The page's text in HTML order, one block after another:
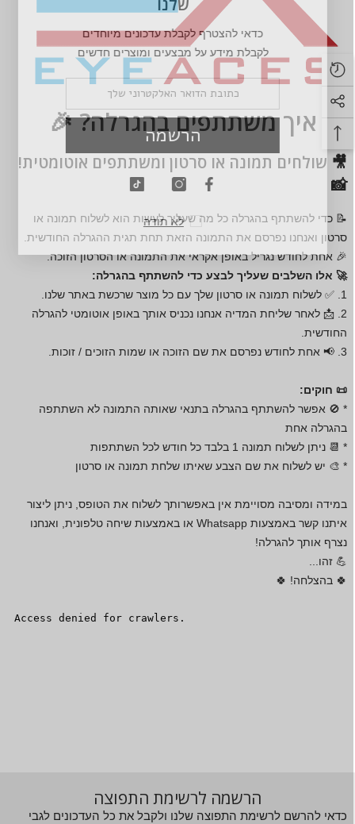
🎉 איך משתתפים בהגרלה? 🎉
🎥 שולחים תמונה או סרטון ומשתתפים אוטומטית!
📸
📝 כדי להשתתף בהגרלה כל מה שעליך לעשות הוא לשלוח תמונה או
סרטון ואנחנו נפרסם את התמונה הזאת תחת תגית ההגרלה החודשית.
🎉 אחת לחודש נגריל באופן אקראי את התמונה או הסרטון הזוכה.
🚀 אלו השלבים שעליך לבצע כדי להשתתף בהגרלה:
1. ✅ לשלוח תמונה או סרטון שלך עם כל מוצר שרכשת באתר שלנו.
2. 📩 לאחר שליחת המדיה אנחנו נכניס אותך באופן אוטומטי להגרלה
החודשית.
3. 📢 אחת לחודש נפרסם את שם הזוכה או שמות הזוכים / זוכות.
📜 חוקים:
* 🚫 אפשר להשתתף בהגרלה בתנאי שאותה התמונה לא השתתפה
בהגרלה אחת
* 📆 ניתן לשלוח תמונה 1 בלבד כל חודש לכל השתתפות
* 🎨 יש לשלוח את שם הצבע שאיתו שלחת תמונה או סרטון
במידה ומסיבה מסויימת אין באפשרותך לשלוח את הטופס, ניתן ליצור
איתנו קשר באמצעות Whatsapp או באמצעות שיחה טלפונית, ואנחנו
נצרף אותך להגרלה!
💪 זהו...
🍀 בהצלחה! 🍀
הרשמה לרשימת התפוצה
כדאי להרשם לרשימת התפוצה שלנו ולקבל את כל העדכונים לגבי
כדאי להצטרף לקבלת עדכונים מיוחדים
לקבלת מידע על מבצעים ומוצרים חדשים
הרשמה
לא תודה